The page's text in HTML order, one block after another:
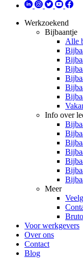
Werkzoekend
Bijbaantje
Alle
Info over
Meer
Voor werkgevers
Over ons
Contact
Blog